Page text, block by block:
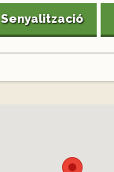
Senyalització